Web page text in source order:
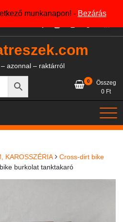
munkanapon! - Bezárás
azonnal – raktárról
0
Összeg
0 Ft
KAROSSZÉRIA
Cross-dirt bike
burkolat tanktakaró